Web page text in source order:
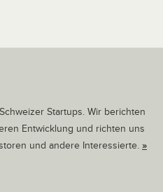
Startups. Wir berichten
Entwicklung und richten uns
und andere Interessierte. »